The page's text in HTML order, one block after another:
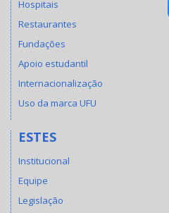
Hospitais
Restaurantes
Fundações
Apoio estudantil
Internacionalização
Uso da marca UFU
ESTES
Institucional
Equipe
Legislação